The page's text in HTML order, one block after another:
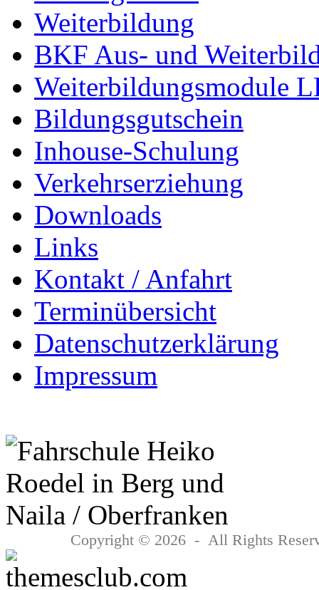
Weiterbildung
BKF Aus- und
Weiterbildungsmodule
Bildungsgutschein
Inhouse-Schulung
Verkehrserziehung
Downloads
Links
Kontakt / Anfahrt
Terminübersicht
Datenschutzerklärung
Impressum
Copyright © 2026 - All Rights